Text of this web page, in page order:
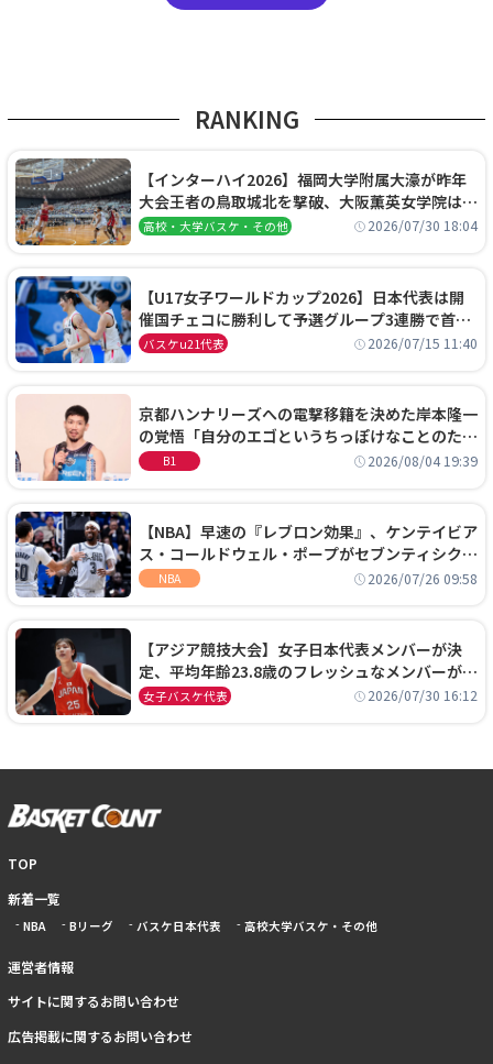
RANKING
【インターハイ2026】福岡大学附属大濠が昨年
大会王者の鳥取城北を撃破、大阪薫英女学院は岐
阜女子に完勝、大会3日目試合結果
高校・大学バスケ・その他 2026/07/30 18:04
【U17女子ワールドカップ2026】日本代表は開
催国チェコに勝利して予選グループ3連勝で首位
通過！準々決勝の相手はエジプトに決定
バスケu21代表 2026/07/15 11:40
京都ハンナリーズへの電撃移籍を決めた岸本隆一
の覚悟「自分のエゴというちっぽけなことのため
に、京都に来たわけではない」
B1 2026/08/04 19:39
【NBA】早速の『レブロン効果』、ケンテイビア
ス・コールドウェル・ポープがセブンティシクサ
ーズに1年契約で加入
NBA 2026/07/26 09:58
【アジア競技大会】女子日本代表メンバーが決
定、平均年齢23.8歳のフレッシュなメンバーが日
本開催の大舞台で頂点を狙う
女子バスケ代表 2026/07/30 16:12
TOP
新着一覧
NBA Bリーグ バスケ日本代表 高校大学バスケ・その他
運営者情報
サイトに関するお問い合わせ
広告掲載に関するお問い合わせ